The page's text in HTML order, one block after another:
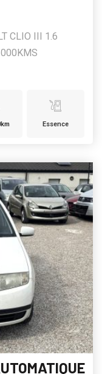
CLIO III 1.6
Essence